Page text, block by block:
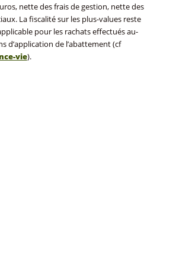
nette des frais de gestion, nette des
La fiscalité sur les plus-values reste
pour les rachats effectués au-
d’application de l’abattement (cf
vie).